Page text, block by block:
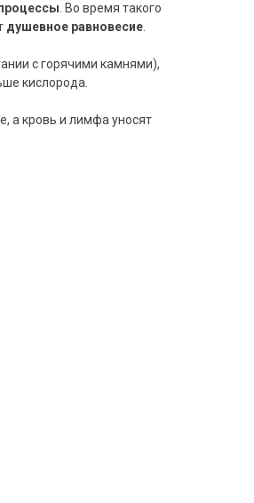
. Во время такого
душевное равновесие.
с горячими камнями),
кислорода.
а кровь и лимфа уносят